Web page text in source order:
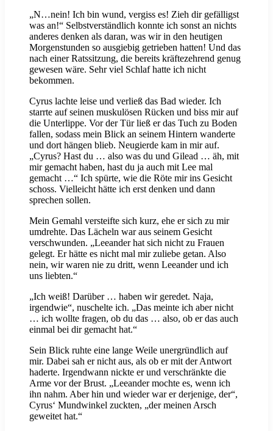
„N…nein! Ich bin wund, vergiss es! Zieh dir gefälligst
was an!“ Selbstverständlich konnte ich sonst an nichts
anderes denken als daran, was wir in den heutigen
Morgenstunden so ausgiebig getrieben hatten! Und das
nach einer Ratssitzung, die bereits kräftezehrend genug
gewesen wäre. Sehr viel Schlaf hatte ich nicht
bekommen.
Cyrus lachte leise und verließ das Bad wieder. Ich
starrte auf seinen muskulösen Rücken und biss mir auf
die Unterlippe. Vor der Tür ließ er das Tuch zu Boden
fallen, sodass mein Blick an seinem Hintern wanderte
und dort hängen blieb. Neugierde kam in mir auf.
„Cyrus? Hast du … also was du und Gilead … äh, mit
mir gemacht haben, hast du ja auch mit Lee mal
gemacht …“ Ich spürte, wie die Röte mir ins Gesicht
schoss. Vielleicht hätte ich erst denken und dann
sprechen sollen.
Mein Gemahl versteifte sich kurz, ehe er sich zu mir
umdrehte. Das Lächeln war aus seinem Gesicht
verschwunden. „Leeander hat sich nicht zu Frauen
gelegt. Er hätte es nicht mal mir zuliebe getan. Also
nein, wir waren nie zu dritt, wenn Leeander und ich
uns liebten.“
„Ich weiß! Darüber … haben wir geredet. Naja,
irgendwie“, nuschelte ich. „Das meinte ich aber nicht
… ich wollte fragen, ob du das … also, ob er das auch
einmal bei dir gemacht hat.“
Sein Blick ruhte eine lange Weile unergründlich auf
mir. Dabei sah er nicht aus, als ob er mit der Antwort
haderte. Irgendwann nickte er und verschränkte die
Arme vor der Brust. „Leeander mochte es, wenn ich
ihn nahm. Aber hin und wieder war er derjenige, der“,
Cyrus‘ Mundwinkel zuckten, „der meinen Arsch
geweitet hat.“